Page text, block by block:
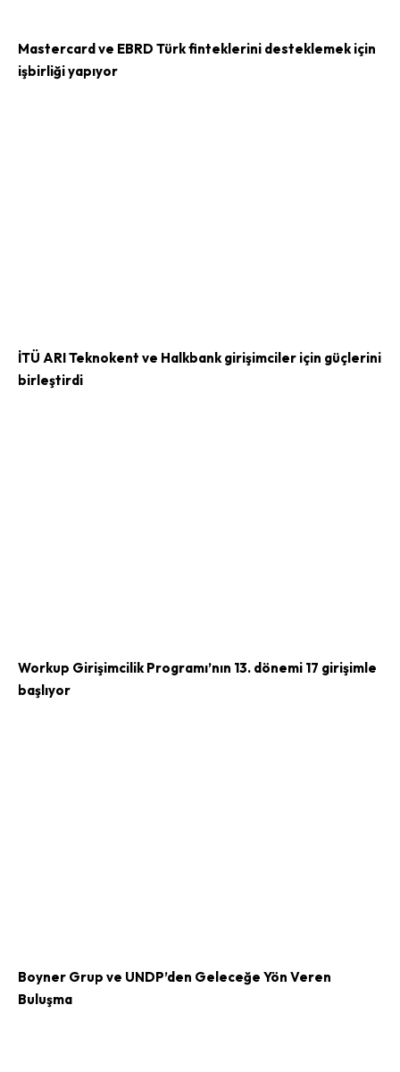
Mastercard ve EBRD Türk finteklerini desteklemek için
işbirliği yapıyor
İTÜ ARI Teknokent ve Halkbank girişimciler için güçlerini
birleştirdi
Workup Girişimcilik Programı’nın 13. dönemi 17 girişimle
başlıyor
Boyner Grup ve UNDP’den Geleceğe Yön Veren
Buluşma